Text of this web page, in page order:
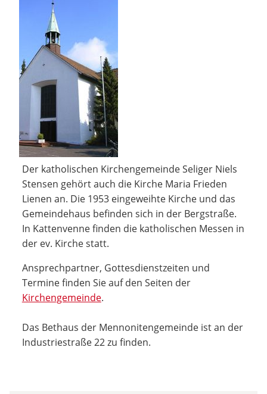
Der katholischen Kirchengemeinde Seliger Niels
Stensen gehört auch die Kirche Maria Frieden
Lienen an. Die 1953 eingeweihte Kirche und das
Gemeindehaus befinden sich in der Bergstraße.
In Kattenvenne finden die katholischen Messen in
der ev. Kirche statt.
Ansprechpartner, Gottesdienstzeiten und
Termine finden Sie auf den Seiten der
Kirchengemeinde.
Das Bethaus der Mennonitengemeinde ist an der
Industriestraße 22 zu finden.